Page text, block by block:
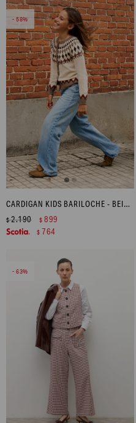
58
CARDIGAN KIDS BARILOCHE - BEIGE MELANGE
$2.190 $ 899
$ 764
63